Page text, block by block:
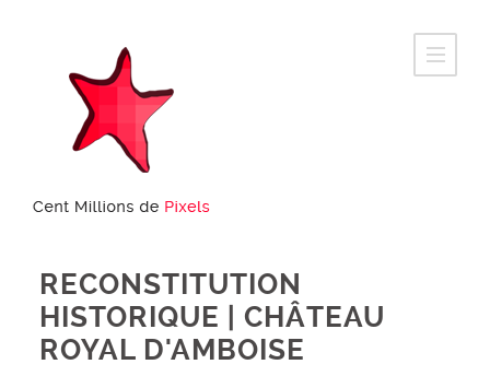
RECONSTITUTION
HISTORIQUE | CHÂTEAU
ROYAL D'AMBOISE